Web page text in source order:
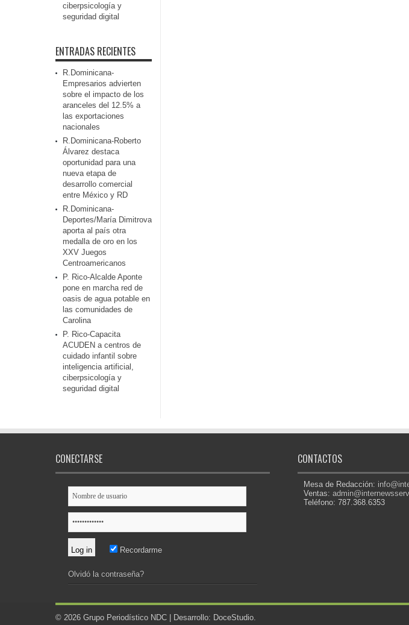
ciberpsicología y
seguridad digital
ENTRADAS RECIENTES
R.Dominicana-
Empresarios advierten
sobre el impacto de los
aranceles del 12.5% a
las exportaciones
nacionales
R.Dominicana-Roberto
Álvarez destaca
oportunidad para una
nueva etapa de
desarrollo comercial
entre México y RD
R.Dominicana-
Deportes/María Dimitrova
aporta al país otra
medalla de oro en los
XXV Juegos
Centroamericanos
P. Rico-Alcalde Aponte
pone en marcha red de
oasis de agua potable en
las comunidades de
Carolina
P. Rico-Capacita
ACUDEN a centros de
cuidado infantil sobre
inteligencia artificial,
ciberpsicología y
seguridad digital
CONECTARSE
Recordarme
Olvidó la contraseña?
CONTACTOS
Mesa de Redacción:
Ventas:
Teléfono: 787.368.6353
© 2026 Grupo Periodístico NDC | Desarrollo: DoceStudio.